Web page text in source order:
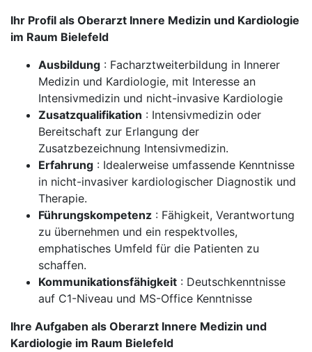
Ihr Profil als Oberarzt Innere Medizin und Kardiologie
im Raum Bielefeld
Ausbildung : Facharztweiterbildung in Innerer
Medizin und Kardiologie, mit Interesse an
Intensivmedizin und nicht-invasive Kardiologie
Zusatzqualifikation : Intensivmedizin oder
Bereitschaft zur Erlangung der
Zusatzbezeichnung Intensivmedizin.
Erfahrung : Idealerweise umfassende Kenntnisse
in nicht-invasiver kardiologischer Diagnostik und
Therapie.
Führungskompetenz : Fähigkeit, Verantwortung
zu übernehmen und ein respektvolles,
emphatisches Umfeld für die Patienten zu
schaffen.
Kommunikationsfähigkeit : Deutschkenntnisse
auf C1-Niveau und MS-Office Kenntnisse
Ihre Aufgaben als Oberarzt Innere Medizin und
Kardiologie im Raum Bielefeld